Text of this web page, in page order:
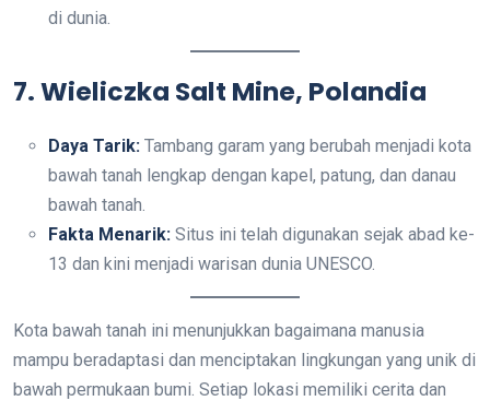
di dunia.
7. Wieliczka Salt Mine, Polandia
Daya Tarik: Tambang garam yang berubah menjadi kota
bawah tanah lengkap dengan kapel, patung, dan danau
bawah tanah.
Fakta Menarik: Situs ini telah digunakan sejak abad ke-
13 dan kini menjadi warisan dunia UNESCO.
Kota bawah tanah ini menunjukkan bagaimana manusia
mampu beradaptasi dan menciptakan lingkungan yang unik di
bawah permukaan bumi. Setiap lokasi memiliki cerita dan